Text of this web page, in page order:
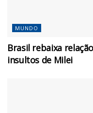
MUNDO
Brasil rebaixa
insultos de Milei